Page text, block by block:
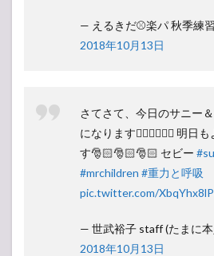
— えるきだ⚾️楽パ 秋季練
2018年10月13日
さてさて、今日のサニー
になります💁🏻‍♂️💁🏻‍♀️ 明日
す🎅🏻🎅🏻🎅🏻 セビー
#mrchildren #重力と呼吸
pic.twitter.com/
— 世武裕子 staff (たまに
2018年10月13日